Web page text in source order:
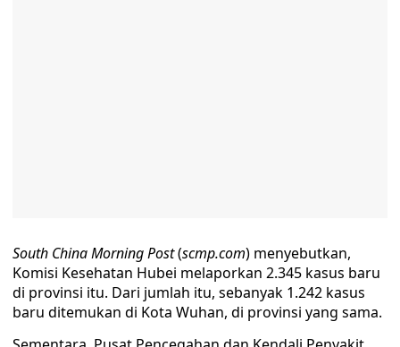
South China Morning Post(scmp.com) menyebutkan,
Komisi Kesehatan Hubei melaporkan 2.345 kasus baru
di provinsi itu. Dari jumlah itu, sebanyak 1.242 kasus
baru ditemukan di Kota Wuhan, di provinsi yang sama.